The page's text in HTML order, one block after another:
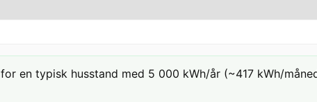
for en typisk husstand med 5 000 kWh/år (~417 kWh/